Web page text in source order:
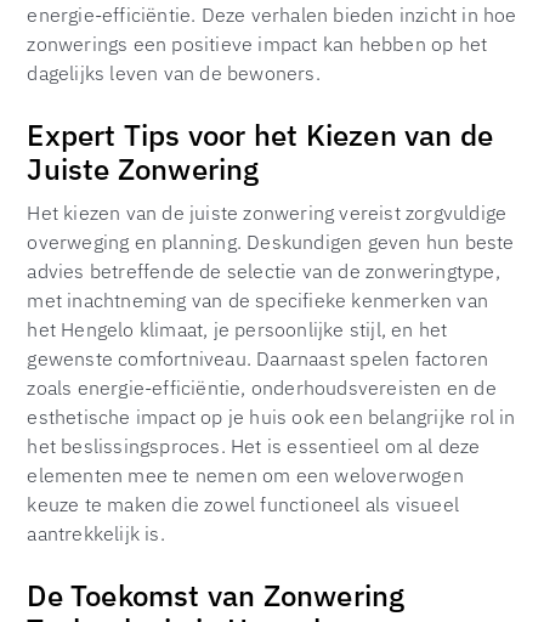
energie-efficiëntie. Deze verhalen bieden inzicht in hoe
zonwerings een positieve impact kan hebben op het
dagelijks leven van de bewoners.
Expert Tips voor het Kiezen van de
Juiste Zonwering
Het kiezen van de juiste zonwering vereist zorgvuldige
overweging en planning. Deskundigen geven hun beste
advies betreffende de selectie van de zonweringtype,
met inachtneming van de specifieke kenmerken van
het Hengelo klimaat, je persoonlijke stijl, en het
gewenste comfortniveau. Daarnaast spelen factoren
zoals energie-efficiëntie, onderhoudsvereisten en de
esthetische impact op je huis ook een belangrijke rol in
het beslissingsproces. Het is essentieel om al deze
elementen mee te nemen om een weloverwogen
keuze te maken die zowel functioneel als visueel
aantrekkelijk is.
De Toekomst van Zonwering